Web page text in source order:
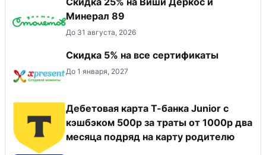
Минерал 89
До 31 августа, 2026
Скидка 5% на все сертификаты
До 1 января, 2027
Дебетовая карта Т-банка Junior с
кэшбэком 500р за траты от 1000р два
месяца подряд на карту родителю